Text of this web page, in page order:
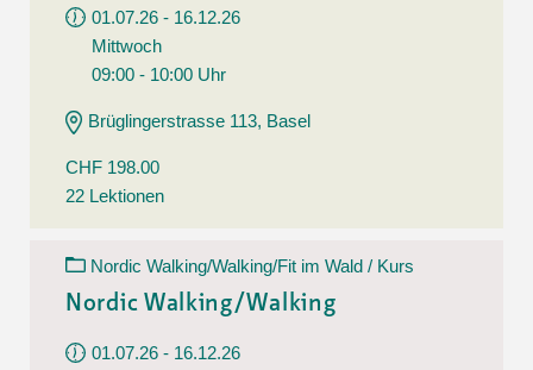
01.07.26 - 16.12.26
Mittwoch
09:00 - 10:00 Uhr
Brüglingerstrasse 113, Basel
CHF 198.00
22 Lektionen
Nordic Walking/Walking/Fit im Wald / Kurs
Nordic Walking/Walking
01.07.26 - 16.12.26